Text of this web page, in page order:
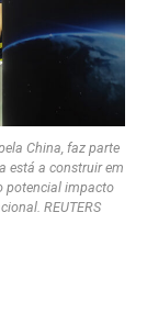
China, faz parte
está a construir em
potencial impacto
REUTERS